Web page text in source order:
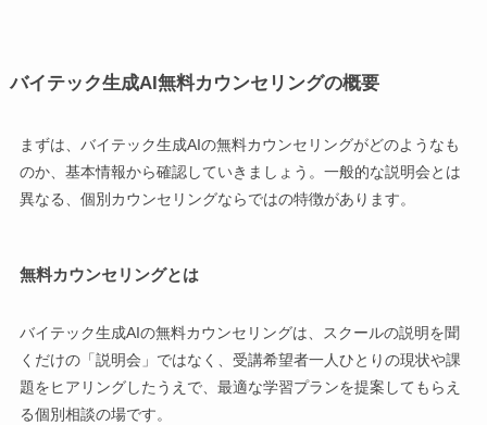
バイテック生成AI無料カウンセリングの概要
まずは、バイテック生成AIの無料カウンセリングがどのようなも
のか、基本情報から確認していきましょう。一般的な説明会とは
異なる、個別カウンセリングならではの特徴があります。
無料カウンセリングとは
バイテック生成AIの無料カウンセリングは、スクールの説明を聞
くだけの「説明会」ではなく、受講希望者一人ひとりの現状や課
題をヒアリングしたうえで、最適な学習プランを提案してもらえ
る個別相談の場です。